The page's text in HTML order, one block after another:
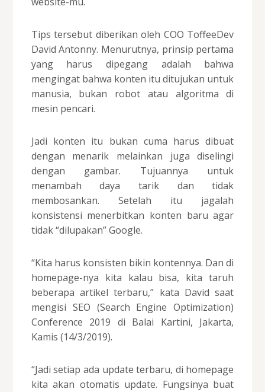
Tips tersebut diberikan oleh COO ToffeeDev
David Antonny. Menurutnya, prinsip pertama
yang harus dipegang adalah bahwa
mengingat bahwa konten itu ditujukan untuk
manusia, bukan robot atau algoritma di
mesin pencari.
Jadi konten itu bukan cuma harus dibuat
dengan menarik melainkan juga diselingi
dengan gambar. Tujuannya untuk
menambah daya tarik dan tidak
membosankan. Setelah itu jagalah
konsistensi menerbitkan konten baru agar
tidak “dilupakan” Google.
“Kita harus konsisten bikin kontennya. Dan di
homepage-nya kita kalau bisa, kita taruh
beberapa artikel terbaru,” kata David saat
mengisi SEO (Search Engine Optimization)
Conference 2019 di Balai Kartini, Jakarta,
Kamis (14/3/2019).
“Jadi setiap ada update terbaru, di homepage
kita akan otomatis update. Fungsinya buat